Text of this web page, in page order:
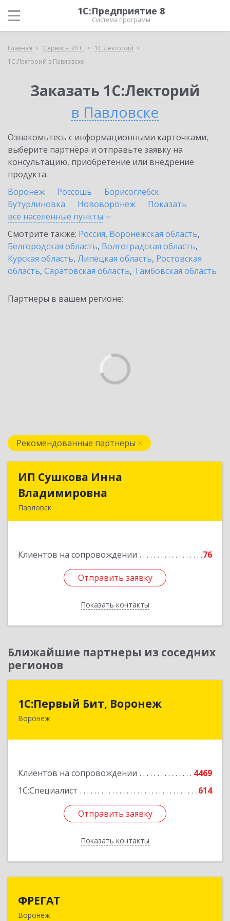
1С:Предприятие 8
Система программ
Главная Сервисы ИТС
1С:Лекторий
1С:Лекторий в Павловске
Заказать 1С:Лекторий
в Павловске
Ознакомьтесь с информационными карточками,
выберите партнёра и отправьте заявку на
консультацию, приобретение или внедрение
продукта.
Воронеж
Россошь
Борисоглебск
Бутурлиновка
Нововоронеж
Показать
все населенные пункты
Смотрите также: Россия, Воронежская область,
Белгородская область, Волгоградская область,
Курская область, Липецкая область, Ростовская
область, Саратовская область, Тамбовская область
Партнеры в вашем регионе:
Рекомендованные партнеры
ИП Сушкова Инна
Владимировна
Павловск
Клиентов на сопровождении 76
Отправить заявку
Показать контакты
ИП Сушкова Инна
Подробнее
Отправить заявку
Назад
Ближайшие партнеры из соседних
регионов
1С:Первый Бит, Воронеж
Воронеж
Клиентов на сопровождении
4469
1С:Специалист
614
Отправить заявку
Показать контакты
1С:Первый Бит, Воронеж
394006, Воронежская обл, Воронеж г, 20-летия
Отправить заявку
Назад
ФРЕГАТ
Воронеж